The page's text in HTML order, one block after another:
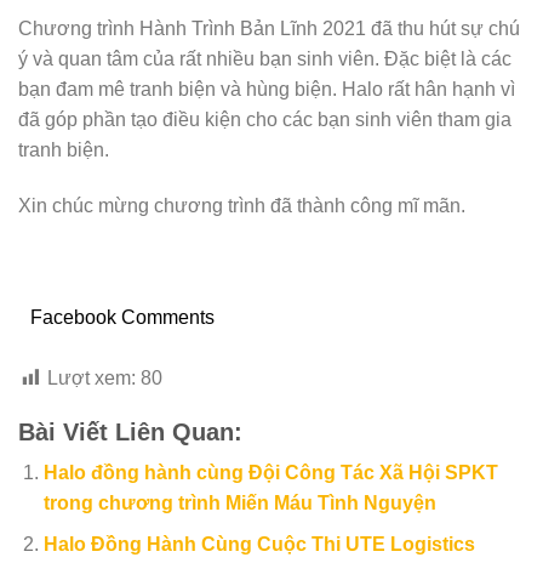
Chương trình Hành Trình Bản Lĩnh 2021 đã thu hút sự chú
ý và quan tâm của rất nhiều bạn sinh viên. Đặc biệt là các
bạn đam mê tranh biện và hùng biện. Halo rất hân hạnh vì
đã góp phần tạo điều kiện cho các bạn sinh viên tham gia
tranh biện.
Xin chúc mừng chương trình đã thành công mĩ mãn.
Facebook Comments
Lượt xem: 80
Bài Viết Liên Quan:
Halo đồng hành cùng Đội Công Tác Xã Hội SPKT
trong chương trình Miến Máu Tình Nguyện
Halo Đồng Hành Cùng Cuộc Thi UTE Logistics